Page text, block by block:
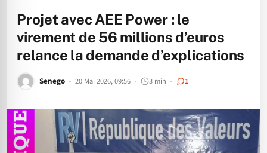
Projet avec AEE Power : le
virement de 56 millions d’euros
relance la demande d’explications
Senego 20 Mai 2026, 09:56 3 min 1